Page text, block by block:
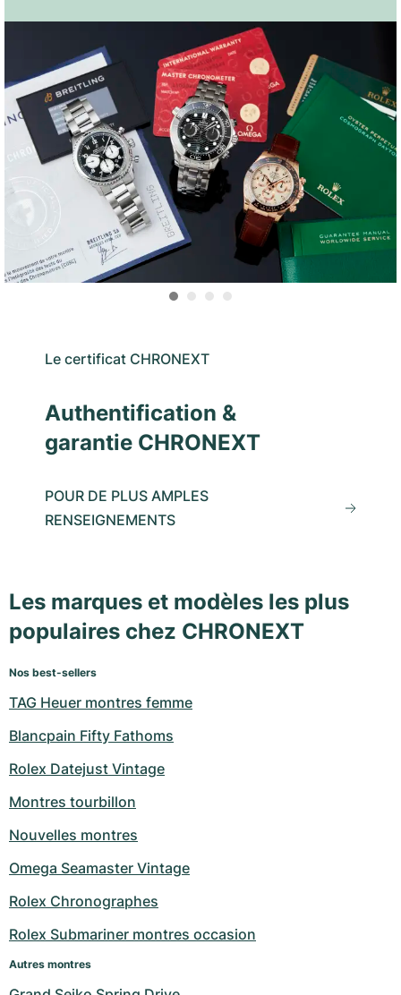
Le certificat CHRONEXT
Authentification &
garantie CHRONEXT
POUR DE PLUS AMPLES
RENSEIGNEMENTS
Les marques et modèles les plus
populaires chez CHRONEXT
Nos best-sellers
TAG Heuer montres femme
Blancpain Fifty Fathoms
Rolex Datejust Vintage
Montres tourbillon
Nouvelles montres
Omega Seamaster Vintage
Rolex Chronographes
Rolex Submariner montres occasion
Autres montres